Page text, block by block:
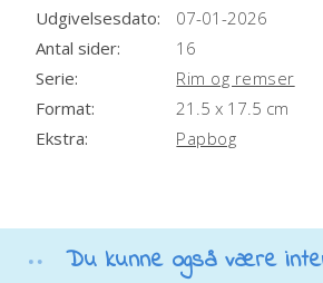
Udgivelsesdato:
07-01-2026
Antal sider:
16
Serie:
Rim og remser
Format:
21.5 x 17.5 cm
Ekstra:
Papbog
Du kunne også være